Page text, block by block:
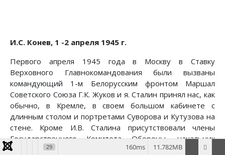
И.С. Конев, 1 -2 апреля 1945 г.
Первого апреля 1945 года в Москву в Ставку
Верховного Главнокомандования были вызваны
командующий 1-м Белорусским фронтом Маршал
Советского Союза Г.К. Жуков и я. Сталин принял нас, как
обычно, в Кремле, в своем большом кабинете с
длинным столом и портретами Суворова и Кутузова на
стене. Кроме И.В. Сталина присутствовали члены
Государственного Комитета Обороны, начальник
Генерального штаба А. И. Антонов и начальник
29 11.782MB
160ms